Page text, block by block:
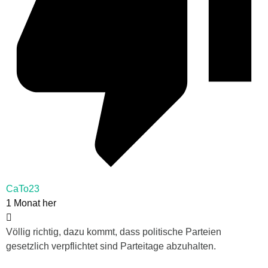
CaTo23
1 Monat her
Völlig richtig, dazu kommt, dass politische Parteien
gesetzlich verpflichtet sind Parteitage abzuhalten.